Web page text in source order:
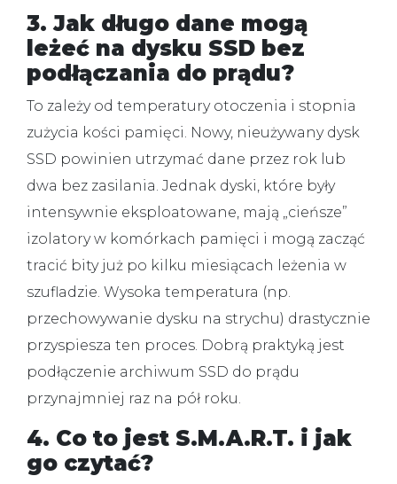
3. Jak długo dane mogą
leżeć na dysku SSD bez
podłączania do prądu?
To zależy od temperatury otoczenia i stopnia
zużycia kości pamięci. Nowy, nieużywany dysk
SSD powinien utrzymać dane przez rok lub
dwa bez zasilania. Jednak dyski, które były
intensywnie eksploatowane, mają „cieńsze”
izolatory w komórkach pamięci i mogą zacząć
tracić bity już po kilku miesiącach leżenia w
szufladzie. Wysoka temperatura (np.
przechowywanie dysku na strychu) drastycznie
przyspiesza ten proces. Dobrą praktyką jest
podłączenie archiwum SSD do prądu
przynajmniej raz na pół roku.
4. Co to jest S.M.A.R.T. i jak
go czytać?